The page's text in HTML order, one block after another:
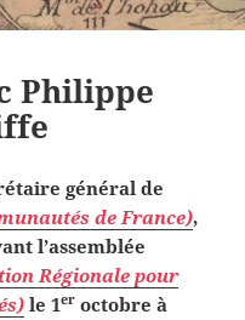
Philippe
général de
de France),
l’assemblée
Régionale pour
le 1er octobre à